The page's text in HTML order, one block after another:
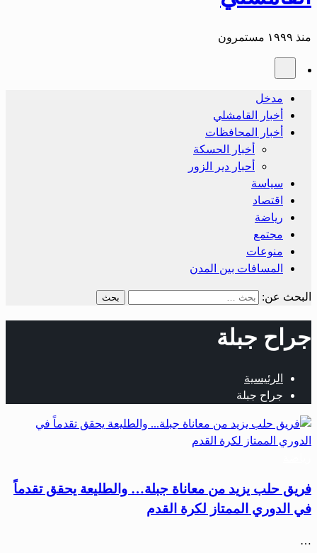
منذ ١٩٩٩ مستمرون
مدخل
أخبار القامشلي
أخبار المحافظات
أخبار الحسكة
أحبار دير الزور
سياسة
اقتصاد
رياضة
مجتمع
منوعات
المسافات بين المدن
البحث عن:
جراح جبلة
الرئيسية
جراح جبلة
فريق حلب يزيد من معاناة جبلة… والطليعة يحقق تقدماً
في الدوري الممتاز لكرة القدم
…